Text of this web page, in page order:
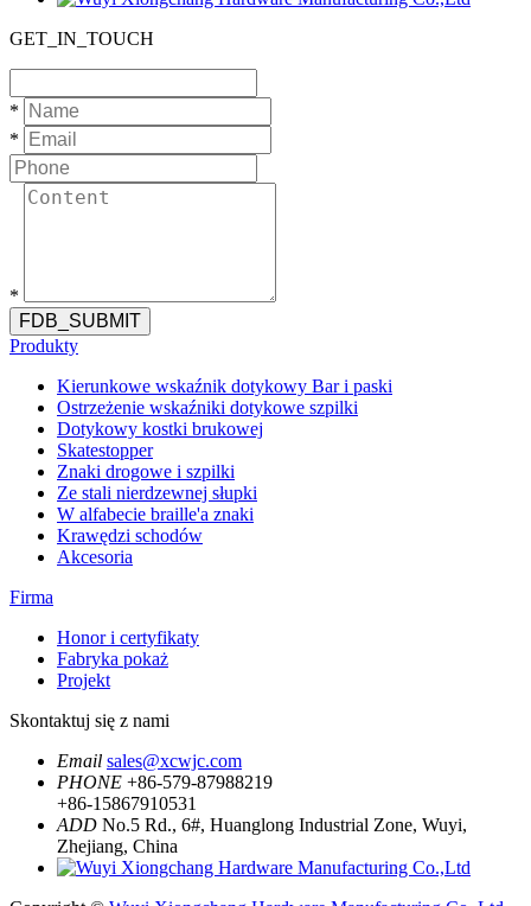
GET_IN_TOUCH
*
*
*
FDB_SUBMIT
Produkty
Kierunkowe wskaźnik dotykowy Bar i paski
Ostrzeżenie wskaźniki dotykowe szpilki
Dotykowy kostki brukowej
Skatestopper
Znaki drogowe i szpilki
Ze stali nierdzewnej słupki
W alfabecie braille'a znaki
Krawędzi schodów
Akcesoria
Firma
Honor i certyfikaty
Fabryka pokaż
Projekt
Skontaktuj się z nami
Email sales@xcwjc.com
PHONE +86-579-87988219
+86-15867910531
ADD No.5 Rd., 6#, Huanglong Industrial Zone, Wuyi,
Zhejiang, China